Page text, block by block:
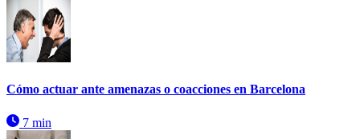
Cómo actuar ante amenazas o coacciones en Barcelona
7 min